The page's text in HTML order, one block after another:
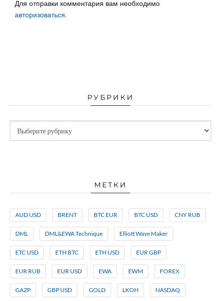
Для отправки комментария вам необходимо
авторизоваться
РУБРИКИ
МЕТКИ
AUD USD BRENT BTC EUR BTC USD CNY RUB
DML DML&EWA Technique Elliott Wave Maker
ETC USD ETH BTC ETH USD EUR GBP
EUR RUB EUR USD EWA EWM FOREX
GAZP GBP USD GOLD LKOH NASDAQ